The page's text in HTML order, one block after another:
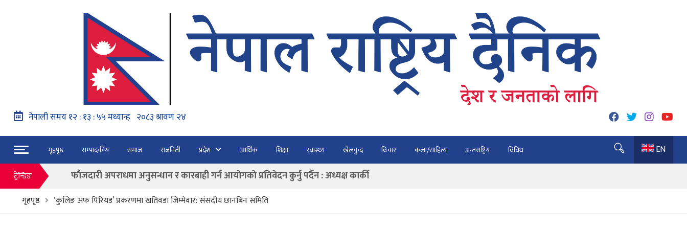
गृहपृष्ठ सम्पादकीय समाज राजनिती प्रदेश आर्थिक शिक्षा स्वास्थ्य खेलकुद विचार कला/साहित्य अन्तराष्ट्रिय विविध
EN
ट्रेन्डिङ
नेपाल वायुसेवाको राहत उडानमार्फत १५७ यात्रु भैरहवाबाट काठमाडौं ल्याइए
हङ्गेरी सरकारले एकल मुद्राको रुपमा ‘युरो’ लागु नगर्ने
फाैजदारी अपराधमा अनुसन्धान र कारबाही गर्न आयाेगकाे प्रतिवेदन कुर्नु पर्दैन : अध्यक्ष कार्की
बाढी पहिरोका कारण मृत्यु हुनेको संख्या ६० पुग्यो
गृहपृष्ठ ‘कुलिङ अफ पिरियड’ प्रकरणमा खतिवडा जिम्मेवार: संसदीय छानबिन समिति